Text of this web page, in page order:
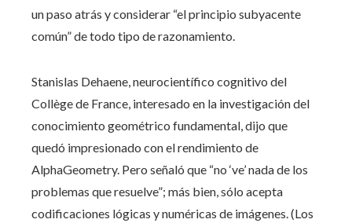
un paso atrás y considerar “el principio subyacente
común” de todo tipo de razonamiento.
Stanislas Dehaene, neurocientífico cognitivo del
Collège de France, interesado en la investigación del
conocimiento geométrico fundamental, dijo que
quedó impresionado con el rendimiento de
AlphaGeometry. Pero señaló que “no ‘ve’ nada de los
problemas que resuelve”; más bien, sólo acepta
codificaciones lógicas y numéricas de imágenes. (Los